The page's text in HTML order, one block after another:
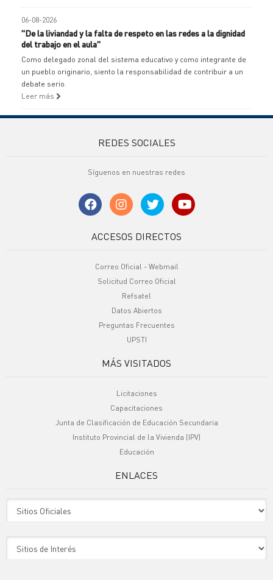
06-08-2026
"De la liviandad y la falta de respeto en las redes a la dignidad
del trabajo en el aula"
Como delegado zonal del sistema educativo y como integrante de
un pueblo originario, siento la responsabilidad de contribuir a un
debate serio.
Leer más
REDES SOCIALES
Síguenos en nuestras redes
ACCESOS DIRECTOS
Correo Oficial - Webmail
Solicitud Correo Oficial
Refsatel
Datos Abiertos
Preguntas Frecuentes
UPSTI
MÁS VISITADOS
Licitaciones
Capacitaciones
Junta de Clasificación de Educación Secundaria
Instituto Provincial de la Vivienda (IPV)
Educación
ENLACES